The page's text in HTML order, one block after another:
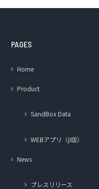
PAGES
Home
Product
SandBox Data
WEBアプリ（β版）
News
プレスリリース